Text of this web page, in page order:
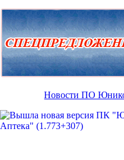
Новости ПО